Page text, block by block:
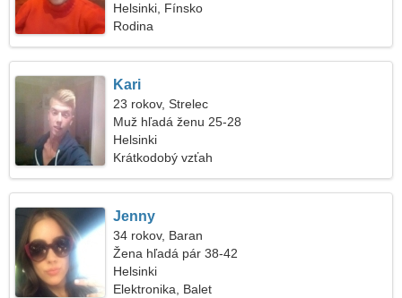
Helsinki, Fínsko
Rodina
Kari
23 rokov, Strelec
Muž hľadá ženu 25-28
Helsinki
Krátkodobý vzťah
Jenny
34 rokov, Baran
Žena hľadá pár 38-42
Helsinki
Elektronika, Balet